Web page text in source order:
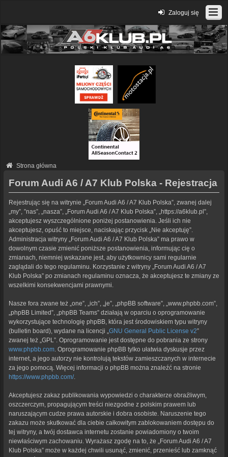
Zaloguj się
Strona główna
Forum Audi A6 / A7 Klub Polska - Rejestracja
Rejestrując się na witrynie „Forum Audi A6 / A7 Klub Polska”, zwanej dalej
„my”, ”nas”, „nasza”, „Forum Audi A6 / A7 Klub Polska”, „https://a6klub.pl”,
akceptujesz wyszczególnione poniżej postanowienia. Jeśli ich nie
akceptujesz, opuść to miejsce, naciskając przycisk „Nie akceptuję”.
Administracja witryny „Forum Audi A6 / A7 Klub Polska” ma prawo w
dowolnym czasie zmienić poniższe postanowienia, informując cię o
zmianach, niemniej wskazane jest, aby użytkownicy sami regularnie
zaglądali do tego regulaminu. Korzystanie z witryny „Forum Audi A6 / A7
Klub Polska” po zmianach regulaminu oznacza, że akceptujesz te zmiany ze
wszelkimi konsekwencjami prawnymi.
Nasze fora zwane też „one”, „ich”, „je”, „phpBB software”, „www.phpbb.com”,
„phpBB Limited”, „phpBB Teams” działają w oparciu o oprogramowanie
wykorzystujące technologię phpBB, która jest środowiskiem typu witryny
(bulletin board), wydane na licencji „ GNU General Public License v2”
zwanej też „GPL”. Oprogramowanie jest dostępne do pobrania ze strony
www.phpbb.com . Oprogramowanie phpBB tylko ułatwia dyskusje przez
internet, a jego autorzy nie kontrolują tekstów zamieszczanych w internecie
za jego pomocą. Więcej informacji o phpBB można znaleźć na stronie
https://www.phpbb.com/.
Akceptujesz zakaz publikowania wypowiedzi o charakterze obraźliwym,
oszczerczym, propagującym treści niezgodne z polskim prawem lub
naruszającym cudze prawa autorskie i dobra osobiste. Naruszenie tego
zakazu może skutkować dla ciebie całkowitym zablokowaniem dostępu do
tej witryny, a twój dostawca internetu zostanie powiadomiony o twoim
niewłaściwym zachowaniu. Wyrażasz zgodę na to, że „Forum Audi A6 / A7
Klub Polska” może w każdej chwili usunąć, zmienić, przenieść lub zamknąć